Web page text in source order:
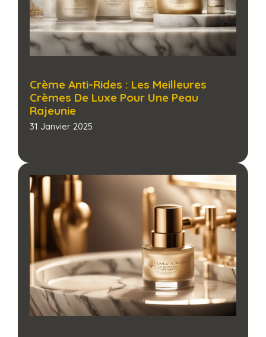
Crème Anti-Rides : Les Meilleures
Crèmes De Luxe Pour Une Peau
Rajeunie
31 Janvier 2025